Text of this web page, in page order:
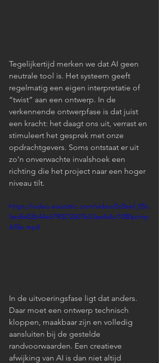
Tegelijkertijd merken we dat AI geen
neutrale tool is. Het systeem geeft
regelmatig een eigen interpretatie of
“twist” aan een ontwerp. In de
verkennende ontwerpfase is dat juist
een kracht: het daagt ons uit, verrast en
stimuleert het gesprek met onze
opdrachtgevers. Soms ontstaat er uit
zo’n onverwachte invalshoek een
richting die het project naar een hoger
niveau tilt.
https://video.wixstatic.com/video/0c0eef_05c
5edfe82b44e6790272607b53ae4db/1080p/mp
4/file.mp4
In de uitvoeringsfase ligt dat anders.
Daar moet een ontwerp technisch
kloppen, maakbaar zijn en volledig
aansluiten bij de gestelde
randvoorwaarden. Een creatieve
afwijking van AI is dan niet altijd